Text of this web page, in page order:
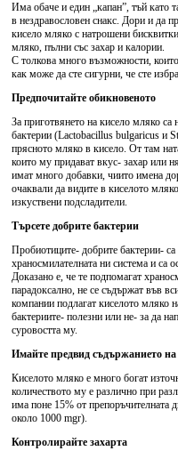
Има обаче и един „капан”, тъй като
в нездравословен снакс. Дори и да
кисело мляко с натрошени
мляко, пълни със захар и калории.
С толкова много възможности,
как може да сте сигурни, че сте
Предпочитайте обикновеното
За приготвянето на кисело мляко
бактерии (Lactobacillus bulgaricus и
прясното мляко в кисело. От там
които му придават вкус- захар или
имат много добавки, чиито имена
очаквали да видите в киселото
изкуствени подсладители.
Търсете добрите бактерии
Пробиотиците- добрите бактерии-
храносмилателната ни система и са
Доказано е, че те подпомагат
парадоксално, не се съдържат във
компании подлагат киселото мляко
бактериите- полезни или не- за да
суровостта му.
Имайте предвид съдържанието
Киселото мляко е много богат
количеството му е различно при
има поне 15% от препоръчителната
около 1000 mgr).
Контролирайте захарта